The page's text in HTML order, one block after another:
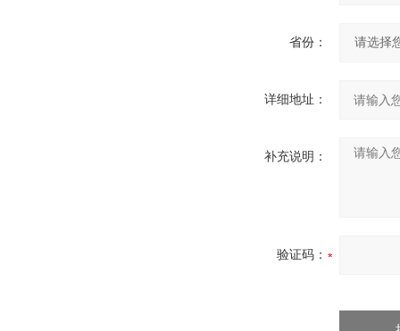
省份：
详细地址：
补充说明：
验证码：